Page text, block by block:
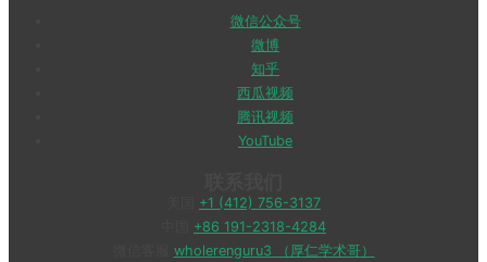
微信公众号
微博
知乎
西瓜视频
腾讯视频
YouTube
+1 (412) 756-3137
+86 191-2318-4284
wholerenguru3 （厚仁学术哥）